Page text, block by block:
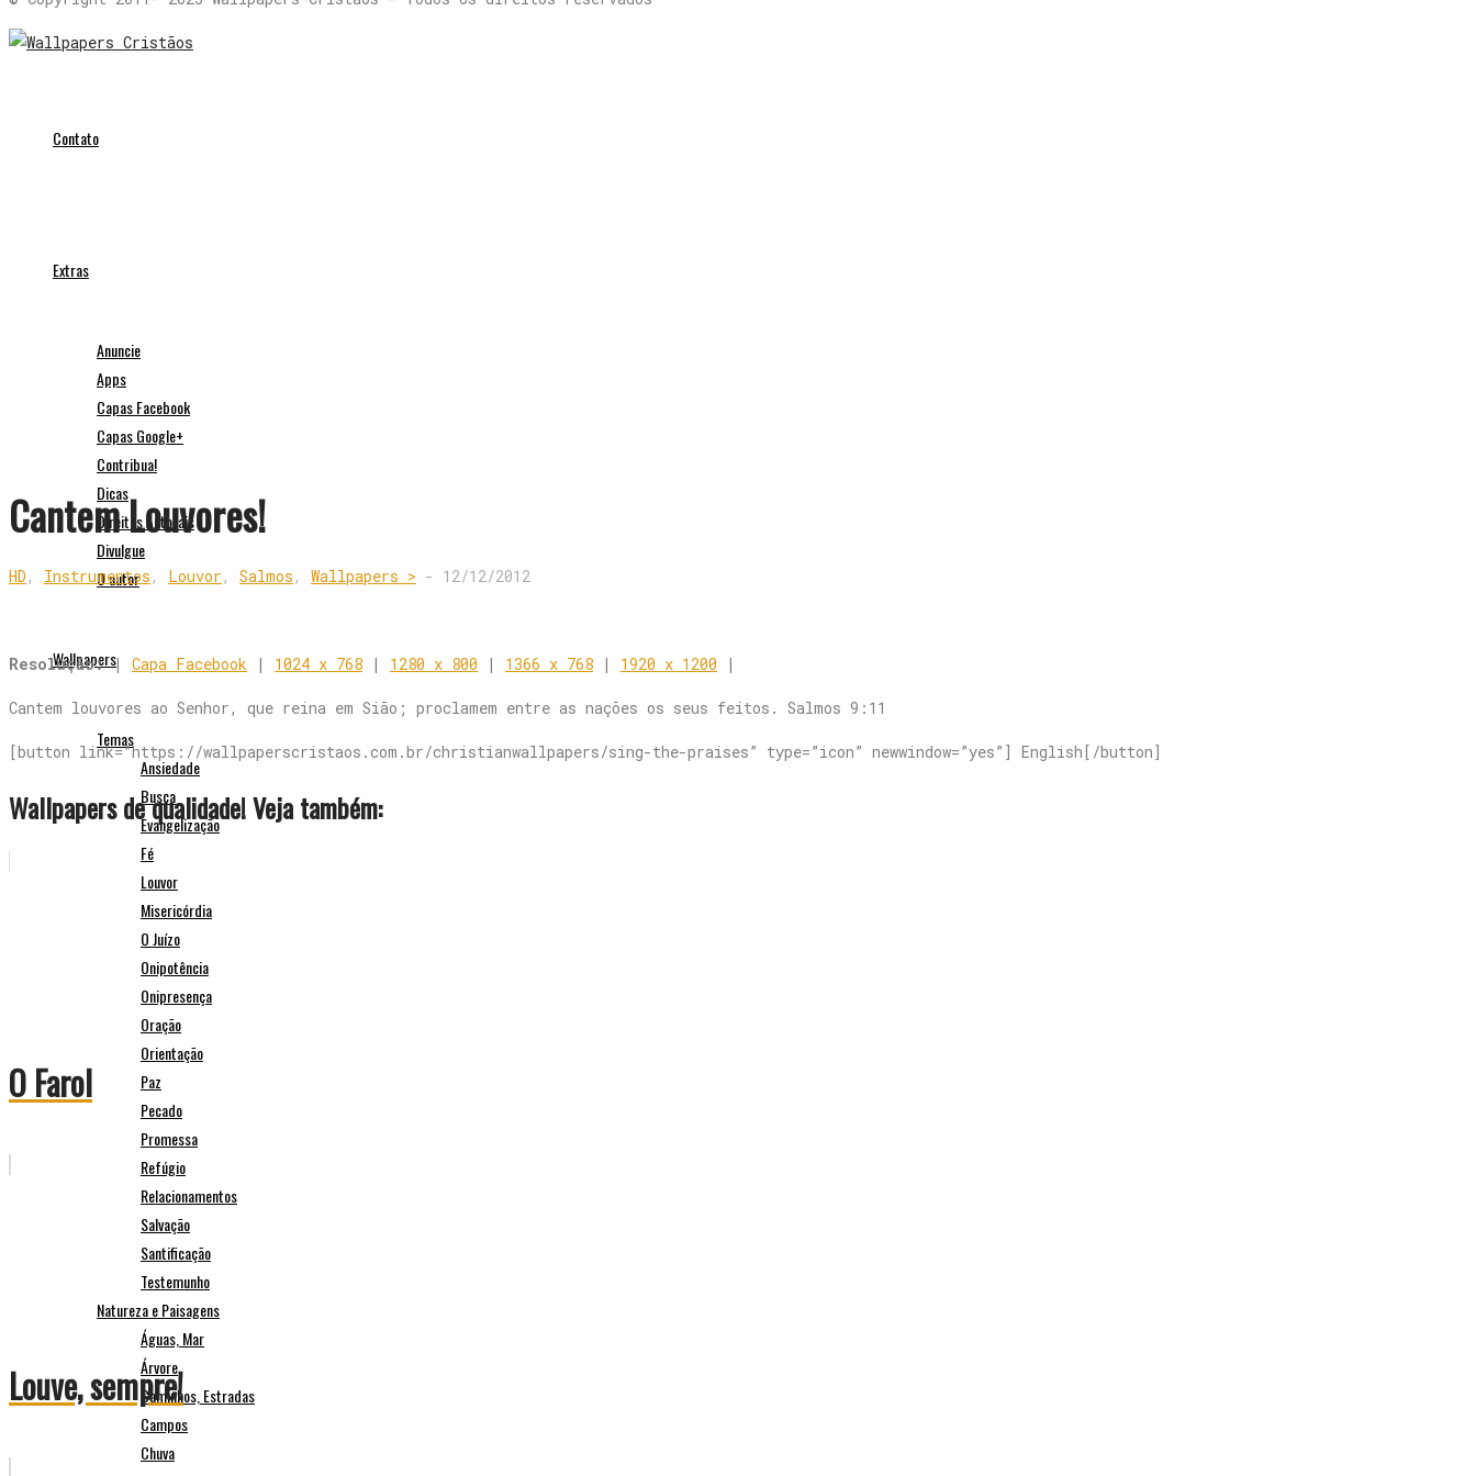
Contato
Extras
Anuncie
Apps
Capas Facebook
Capas Google+
Contribua!
Dicas
Direitos Autorais
Divulgue
O autor
Wallpapers
Temas
Ansiedade
Busca
Evangelização
Fé
Louvor
Misericórdia
O Juízo
Onipotência
Onipresença
Oração
Orientação
Paz
Pecado
Promessa
Refúgio
Relacionamentos
Salvação
Santificação
Testemunho
Natureza e Paisagens
Águas, Mar
Árvore
Caminhos, Estradas
Campos
Chuva
Cantem Louvores!
HD , Instrumentos , Louvor , Salmos , Wallpapers > - 12/12/2012
Resolução:| Capa Facebook | 1024 x 768 | 1280 x 800 | 1366 x 768 | 1920 x 1200 |
Cantem louvores ao Senhor, que reina em Sião; proclamem entre as nações os seus feitos. Salmos 9:11
[button link=”https://wallpaperscristaos.com.br/christianwallpapers/sing-the-praises” type=”icon” newwindow=”yes”] English[/button]
Wallpapers de qualidade! Veja também:
O Farol
Louve, sempre!